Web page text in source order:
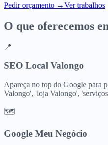
Pedir orçamento →Ver trabalhos
O que oferecemos
📍
SEO Local Valongo
Apareça no top do Google para
Valongo', 'loja Valongo',
🗺️
Google Meu Negócio